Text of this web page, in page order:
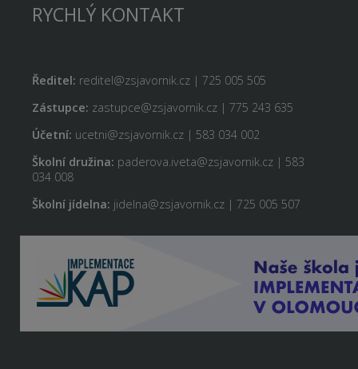
RYCHLÝ KONTAKT
Ředitel: reditel@zsjavornik.cz | 725 005 505
Zástupce: zastupce@zsjavornik.cz | 775 243 635
Účetní: ucetni@zsjavornik.cz | 583 034 002
Školní družina: paderova.iveta@zsjavornik.cz | 583
034 008
Školní jídelna: jidelna@zsjavornik.cz | 725 005 507